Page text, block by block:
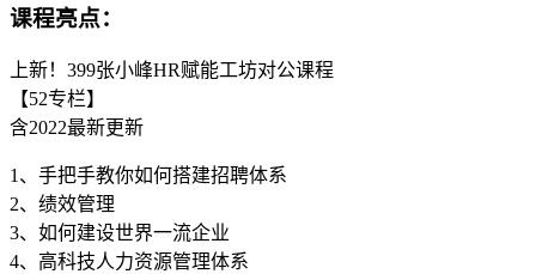
课程亮点：
上新！399张小峰HR赋能工坊对公课程
【52专栏】
含2022最新更新
1、手把手教你如何搭建招聘体系
2、绩效管理
3、如何建设世界一流企业
4、高科技人力资源管理体系